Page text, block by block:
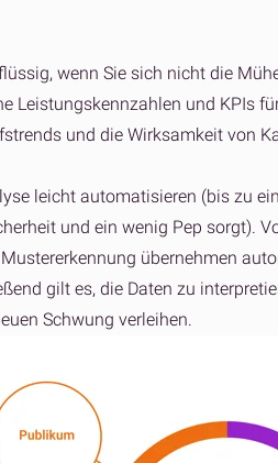
wenn Sie sich nicht die
Leistungskennzahlen und KPIs
und die Wirksamkeit von
leicht automatisieren (bis zu
und ein wenig Pep sorgt).
übernehmen
gilt es, die Daten zu
Schwung verleihen.